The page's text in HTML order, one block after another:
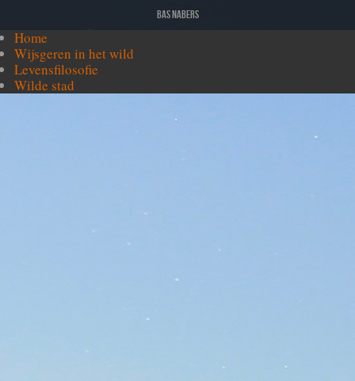
Bas Nabers
Home
Wijsgeren in het wild
Levensfilosofie
Wilde stad